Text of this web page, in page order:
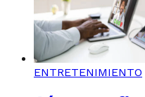
ENTRETENIMIENTO